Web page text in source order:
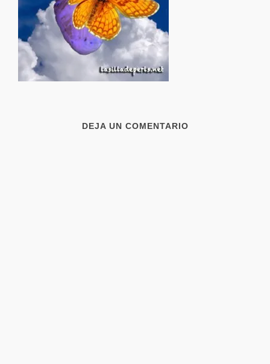
DEJA UN COMENTARIO